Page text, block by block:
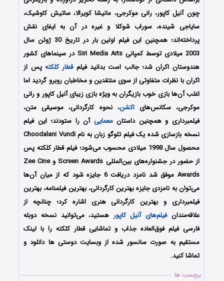
چون آنیل کاپور، رانی موکرجی، مانیشا کویرالا، ساتیش کاوشیک،
سایاجی شینده، سوراب شوکلا و غیره در آن به ایفای نقش
پرداخته‌اند؛ همچنین این فیلم اولین بار در تاریخ 30 ژوئن سال
2003 میلادی توسط کمپانی Siri Media Arts در سینماهای کشور
هندوستان اکران شد؛ جالب است بدانید فیلمقطار کلکته پس از
اکران با نظرات متفاوتی از سوی منتقدین و مخاطبان روبرو گردید اما
اغلب آن‌ها بازی خوب بازیگران به ویژه بازی زیبای آنیل کاپور و رانی
موکرجی، سکانس‌هایاکشن، نحوه کارگردانی، موسیقی متن،
فیلمبرداری و همچنین داستانمعمایی آن را ستودند؛ این فیلم
نسخه بازسازی شده یک فیلم تلوگو زبان به نام Choodalani Vundi
محصول سال 1998 میلادی محسوب می‌شود؛ فیلم قطار کلکته پس
از حضور در جشنواره‌های بین‌المللی Screen Awards و Zee Cine
Awards موفق شد نامزد دریافت 6 جایزه شود که از میان آن‌ها
می‌توان به نامزدی جایزه بهترین کارگردانی، بهترین فیلمنامه، بهترین
فیلمبرداری و بهترین کارگردانی هنری اشاره کرد؛ چنانچه از
علاقه‌مندانفیلم‌های آنیل کاپور هستید، می‌توانید نسخه دوبله
فارسی فیلم فوق‌العاده جذاب و تماشایی قطار کلکته را با لینک
مستقیم به صورت سانسور شده از وبسایت دوستی ها دانلود و
تماشا کنید.
برچسب ها